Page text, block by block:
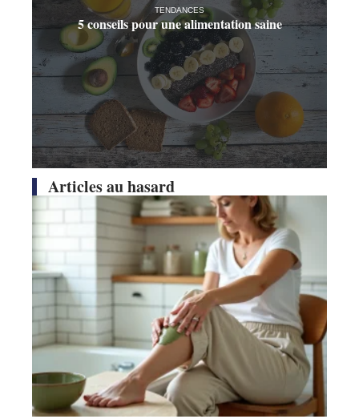
TENDANCES
5 conseils pour une alimentation saine
Articles au hasard